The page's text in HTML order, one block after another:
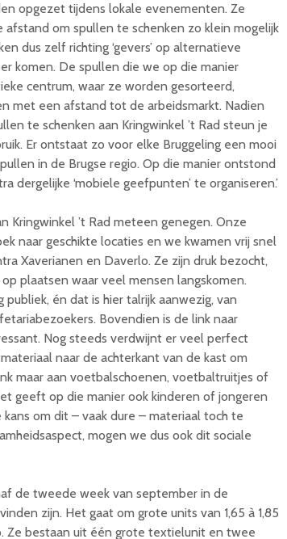
opgezet tijdens lokale evenementen. Ze
om spullen te schenken zo klein mogelijk
dus zelf richting ‘gevers’ op alternatieve
komen. De spullen die we op die manier
centrum, waar ze worden gesorteerd,
met een afstand tot de arbeidsmarkt. Nadien
te schenken aan Kringwinkel ’t Rad steun je
Er ontstaat zo voor elke Bruggeling een mooi
in de Brugse regio. Op die manier ontstond
dergelijke ‘mobiele geefpunten’ te organiseren.’
Kringwinkel ’t Rad meteen genegen. Onze
naar geschikte locaties en we kwamen vrij snel
Xaverianen en Daverlo. Ze zijn druk bezocht,
plaatsen waar veel mensen langskomen.
publiek, én dat is hier talrijk aanwezig, van
Bovendien is de link naar
Nog steeds verdwijnt er veel perfect
naar de achterkant van de kast om
maar aan voetbalschoenen, voetbaltruitjes of
geeft op die manier ook kinderen of jongeren
om dit – vaak dure – materiaal toch te
mogen we dus ook dit sociale
de tweede week van september in de
zijn. Het gaat om grote units van 1,65 à 1,85
Ze bestaan uit één grote textielunit en twee